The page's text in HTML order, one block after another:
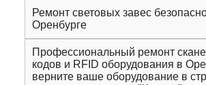
Ремонт световых завес
Оренбурге
Профессиональный ремонт
кодов и RFID оборудования в
верните ваше оборудование в